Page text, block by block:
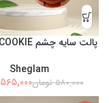
پالت سایه چشم SMART COOKIE
Sheglam
۵۸۰,۰۰۰ تومان۵۶۵,۰۰۰